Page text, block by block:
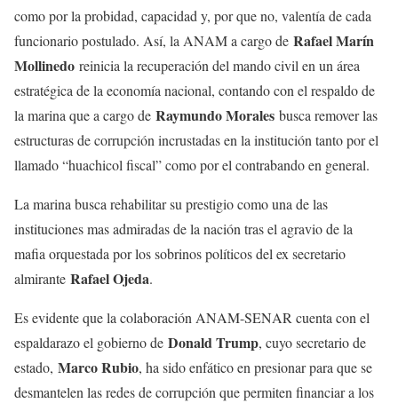
como por la probidad, capacidad y, por que no, valentía de cada
funcionario postulado. Así, la ANAM a cargo de Rafael Marín
Mollinedo reinicia la recuperación del mando civil en un área
estratégica de la economía nacional, contando con el respaldo de
la marina que a cargo de Raymundo Morales busca remover las
estructuras de corrupción incrustadas en la institución tanto por el
llamado “huachicol fiscal” como por el contrabando en general.
La marina busca rehabilitar su prestigio como una de las
instituciones mas admiradas de la nación tras el agravio de la
mafia orquestada por los sobrinos políticos del ex secretario
almirante Rafael Ojeda.
Es evidente que la colaboración ANAM-SENAR cuenta con el
espaldarazo el gobierno de Donald Trump, cuyo secretario de
estado, Marco Rubio, ha sido enfático en presionar para que se
desmantelen las redes de corrupción que permiten financiar a los